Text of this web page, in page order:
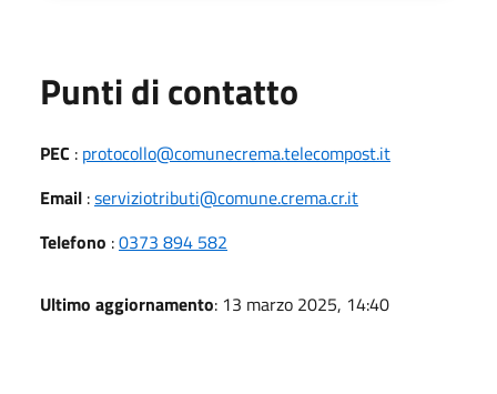
Punti di contatto
PEC : protocollo@comunecrema.telecompost.it
Email :serviziotributi@comune.crema.cr.it
Telefono :0373 894 582
Ultimo aggiornamento: 13 marzo 2025, 14:40